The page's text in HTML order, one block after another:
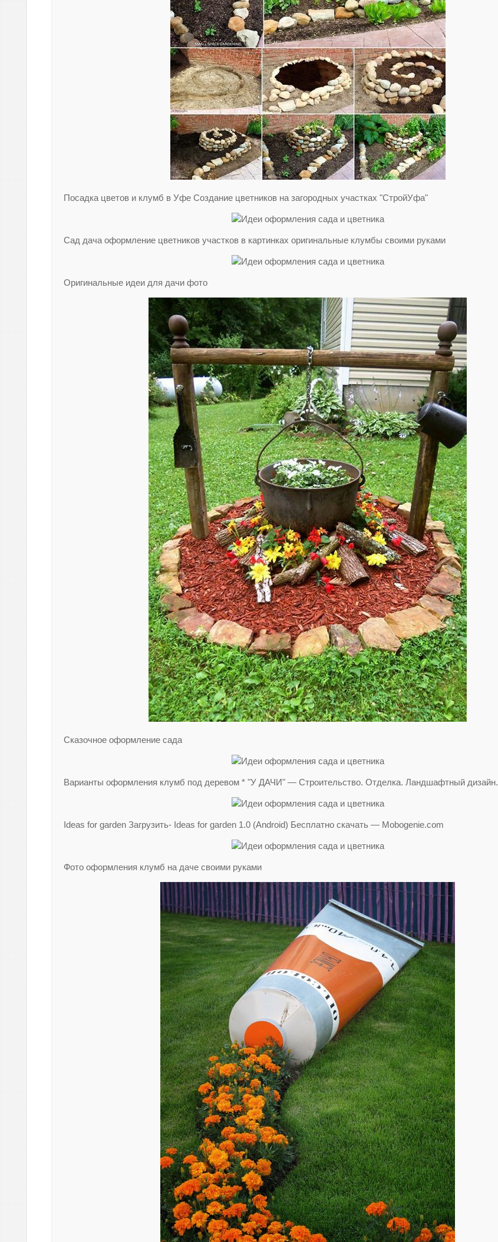
Посадка цветов и клумб в Уфе Создание цветников на загородных участках "СтройУфа"
Сад дача оформление цветников участков в картинках оригинальные клумбы своими руками
Оригинальные идеи для дачи фото
Сказочное оформление сада
Варианты оформления клумб под деревом * "У ДАЧИ" — Строительство. Отделка. Ландшафтный дизайн.
Ideas for garden Загрузить- Ideas for garden 1.0 (Android) Бесплатно скачать — Mobogenie.com
Фото оформления клумб на даче своими руками